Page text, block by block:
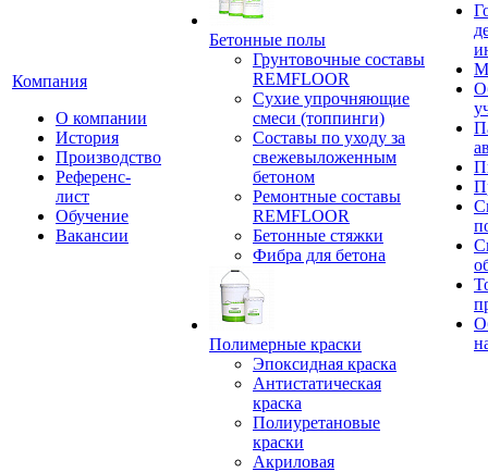
Компания
О компании
История
Производство
Референс-
лист
Обучение
Вакансии
Бетонные полы
Грунтовочные составы
REMFLOOR
Сухие упрочняющие
смеси (топпинги)
Составы по уходу за
свежевыложенным
бетоном
Ремонтные составы
REMFLOOR
Бетонные стяжки
Фибра для бетона
Полимерные краски
Эпоксидная краска
Антистатическая
краска
Полиуретановые
краски
Акриловая